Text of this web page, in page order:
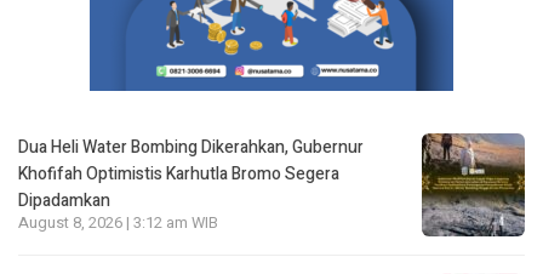
Dua Heli Water Bombing Dikerahkan, Gubernur
Khofifah Optimistis Karhutla Bromo Segera
Dipadamkan
August 8, 2026 | 3:12 am WIB